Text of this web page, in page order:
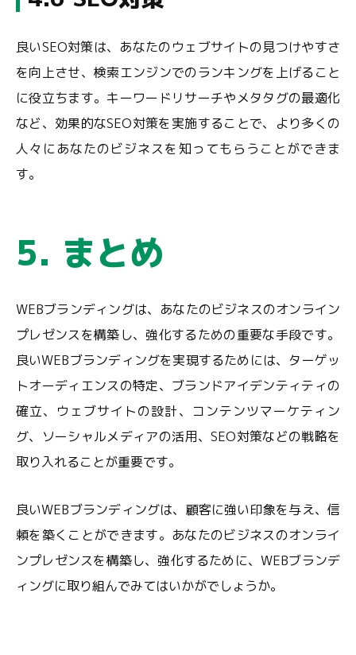
良いSEO対策は、あなたのウェブサイトの見つけやすさ
を向上させ、検索エンジンでのランキングを上げること
に役立ちます。キーワードリサーチやメタタグの最適化
など、効果的なSEO対策を実施することで、より多くの
人々にあなたのビジネスを知ってもらうことができま
す。
5. まとめ
WEBブランディングは、あなたのビジネスのオンライン
プレゼンスを構築し、強化するための重要な手段です。
良いWEBブランディングを実現するためには、ターゲッ
トオーディエンスの特定、ブランドアイデンティティの
確立、ウェブサイトの設計、コンテンツマーケティン
グ、ソーシャルメディアの活用、SEO対策などの戦略を
取り入れることが重要です。
良いWEBブランディングは、顧客に強い印象を与え、信
頼を築くことができます。あなたのビジネスのオンライ
ンプレゼンスを構築し、強化するために、WEBブランデ
ィングに取り組んでみてはいかがでしょうか。